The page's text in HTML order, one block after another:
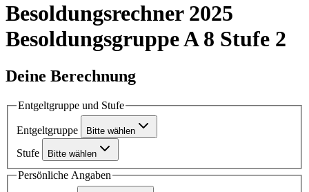
Besoldungsrechner 2025
Besoldungsgruppe A 8 Stufe 2
Deine Berechnung
Entgeltgruppe und Stufe
Entgeltgruppe Bitte wählen
Stufe Bitte wählen
Persönliche Angaben